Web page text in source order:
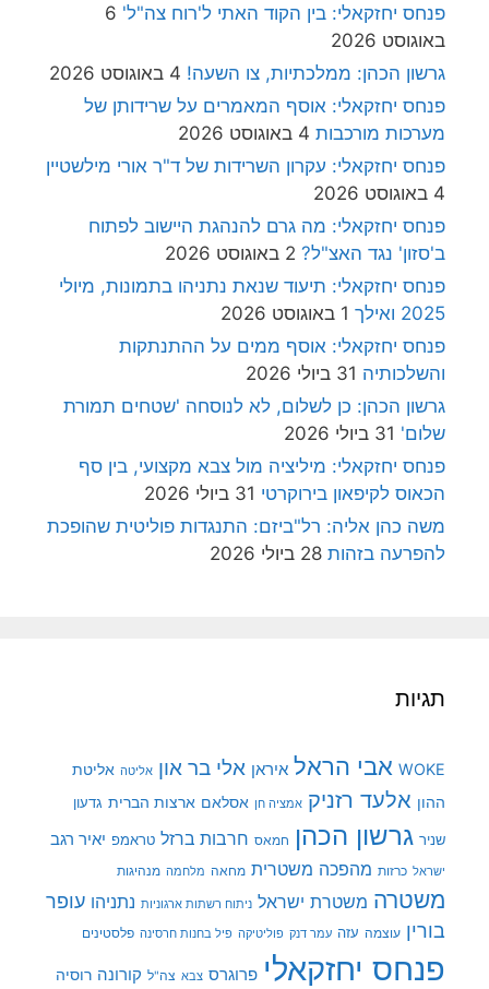
פנחס יחזקאלי: בין הקוד האתי ל'רוח צה"ל' 6
באוגוסט 2026
גרשון הכהן: ממלכתיות, צו השעה! 4 באוגוסט 2026
פנחס יחזקאלי: אוסף המאמרים על שרידותן של
מערכות מורכבות 4 באוגוסט 2026
פנחס יחזקאלי: עקרון השרידות של ד"ר אורי מילשטיין
4 באוגוסט 2026
פנחס יחזקאלי: מה גרם להנהגת היישוב לפתוח
ב'סזון' נגד האצ"ל? 2 באוגוסט 2026
פנחס יחזקאלי: תיעוד שנאת נתניהו בתמונות, מיולי
2025 ואילך
1 באוגוסט 2026
פנחס יחזקאלי: אוסף ממים על ההתנתקות
והשלכותיה 31 ביולי 2026
גרשון הכהן: כן לשלום, לא לנוסחה 'שטחים תמורת
שלום' 31 ביולי 2026
פנחס יחזקאלי: מיליציה מול צבא מקצועי, בין סף
הכאוס לקיפאון בירוקרטי 31 ביולי 2026
משה כהן אליה: רל"ביזם: התנגדות פוליטית שהופכת
להפרעה בזהות 28 ביולי 2026
תגיות
WOKE אבי הראל איראן אלי בר און אליטה אליטת
ההון אלעד רזניק אמציה חן אסלאם ארצות הברית גדעון
שניר גרשון הכהן חמאס חרבות ברזל טראמפ יאיר רגב
ישראל כרזות מהפכה משטרית מחאה מלחמה מנהיגות
משטרה משטרת ישראל ניתוח רשתות ארגוניות נתניהו עופר
בורין עוצמה עזה עמר דנק פוליטיקה פיל בחנות חרסינה פלסטינים
פנחס יחזקאלי פרוגרס צבא צה"ל קורונה רוסיה